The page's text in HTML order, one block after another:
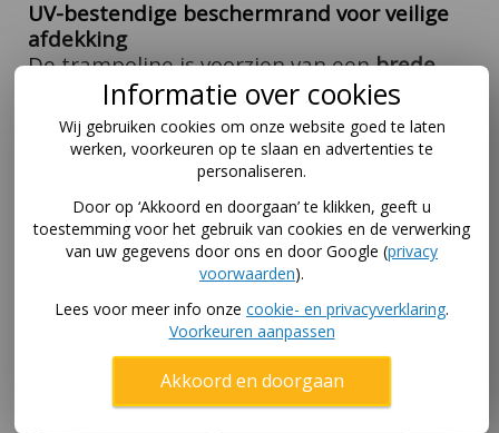
UV-bestendige beschermrand voor veilige
afdekking
De trampoline is voorzien van eenbrede
beschermrand met UV-coating, die helpt
om contact met het frame en de veren te
voorkomen. De rand is gemaakt van stevig
PVC en gevuld metClosed Cell Foam
cm boven de veren. Dit zorgt voor een
veilige afdekking en helpt om letsel te
voorkomen. De beschermrand is bestand
langdurig buitengebruik.
Sterk, gegalvaniseerd en gecoat frame
Het frame van de Grand Favorit 520 is
Informatie over cookies
Wij gebruiken cookies om onze website goed te laten
werken, voorkeuren op te slaan en advertenties te
personaliseren.
Door op ‘Akkoord en doorgaan’ te klikken, geeft u
toestemming voor het gebruik van cookies en de verwerking
van uw gegevens door ons en door Google (privacy
voorwaarden).
Lees voor meer info onze cookie- en privacyverklaring.
Voorkeuren aanpassen
Akkoord en doorgaan